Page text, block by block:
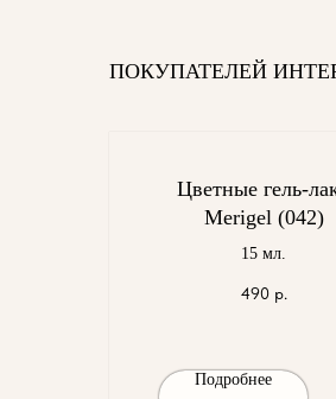
ПОКУПАТЕЛЕЙ
Цветные гель-
Merigel (042)
15 мл.
490 р.
Подробнее